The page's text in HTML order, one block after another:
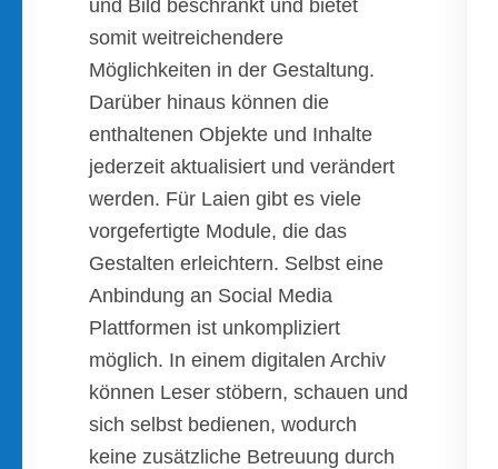
und Bild beschränkt und bietet
somit weitreichendere
Möglichkeiten in der Gestaltung.
Darüber hinaus können die
enthaltenen Objekte und Inhalte
jederzeit aktualisiert und verändert
werden. Für Laien gibt es viele
vorgefertigte Module, die das
Gestalten erleichtern. Selbst eine
Anbindung an Social Media
Plattformen ist unkompliziert
möglich. In einem digitalen Archiv
können Leser stöbern, schauen und
sich selbst bedienen, wodurch
keine zusätzliche Betreuung durch